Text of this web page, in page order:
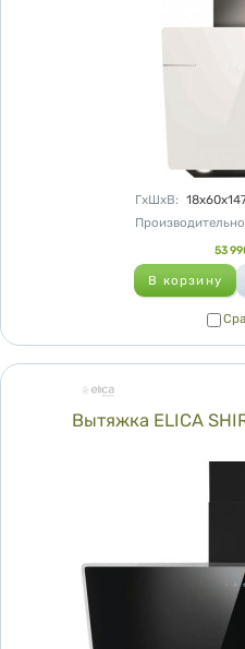
Характеристики
ГхШхВ:
53
Вытяжка ELICA